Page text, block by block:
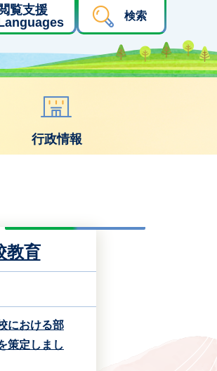
覧支援
検索
行政情報
教育
における部
策定しまし